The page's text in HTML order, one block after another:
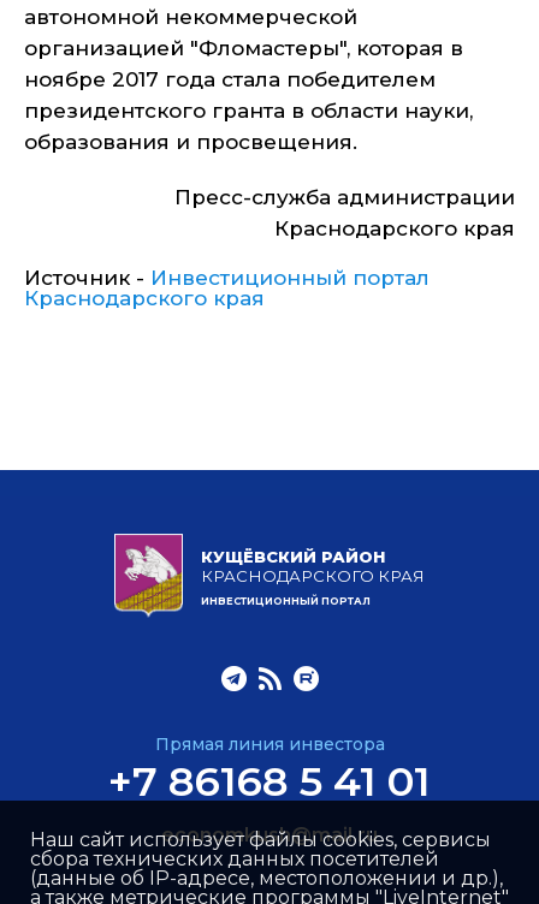
автономной некоммерческой
организацией "Фломастеры", которая в
ноябре 2017 года стала победителем
президентского гранта в области науки,
образования и просвещения.
Пресс-служба администрации
Краснодарского края
Источник - Инвестиционный портал
Краснодарского края
КУЩЁВСКИЙ РАЙОН
КРАСНОДАРСКОГО КРАЯ
ИНВЕСТИЦИОННЫЙ ПОРТАЛ
Прямая линия инвестора
+7 86168 5 41 01
economkush@mail.ru
Наш сайт использует файлы cookies, сервисы
сбора технических данных посетителей
(данные об IP-адресе, местоположении и др.),
а также метрические программы "LiveInternet"